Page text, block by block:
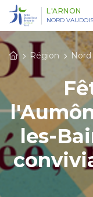
L'ARNON
NORD VAUDOIS
Région Nord
les-
Panneau de